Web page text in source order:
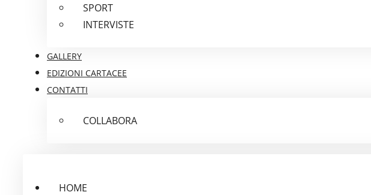
SPORT
INTERVISTE
GALLERY
EDIZIONI CARTACEE
CONTATTI
COLLABORA
HOME